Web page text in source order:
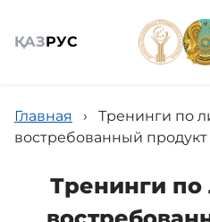
ҚАЗРУС
Главная ›
Тренинги по
востребованный
Тренинги по